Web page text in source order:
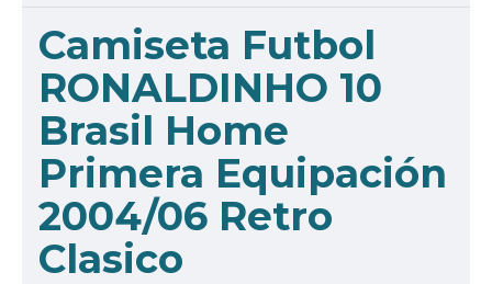
Camiseta Futbol
RONALDINHO 10
Brasil Home
Primera Equipación
2004/06 Retro
Clasico